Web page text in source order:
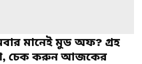
মানেই মুড অফ? গ্রহ
চেক করুন আজকের